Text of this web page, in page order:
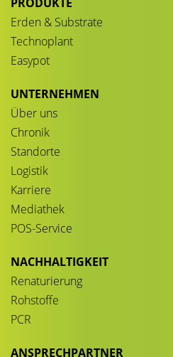
Erden & Substrate
Technoplant
Easypot
UNTERNEHMEN
Über uns
Chronik
Standorte
Logistik
Karriere
Mediathek
POS-Service
NACHHALTIGKEIT
Renaturierung
Rohstoffe
PCR
ANSPRECHPARTNER